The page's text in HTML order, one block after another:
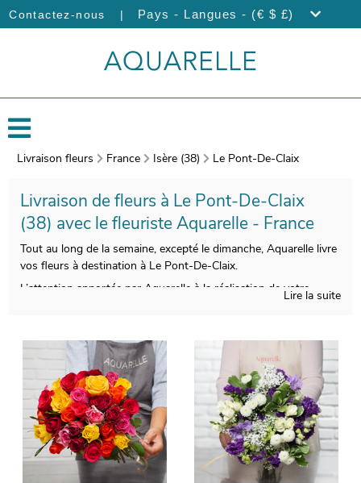
Contactez-nous | Pays - Langues - (€ $ £)
Livraison fleurs France Isère (38) Le Pont-De-Claix
Livraison de fleurs à Le Pont-De-Claix
(38) avec le fleuriste Aquarelle - France
Tout au long de la semaine, excepté le dimanche, Aquarelle livre
vos fleurs à destination à Le Pont-De-Claix.
L’attention apportée par Aquarelle à la réalisation de votre
fleurs, et une photo de votre commande sera prise, une fois le
bouquet placé dans son vase de transport. Nous vous
enverrons ensuite cette image via votre boîte mail de manière à
ce que vous puissiez vous assurer que le bouquet de fleurs qui
a été réalisé par nos soins correspond à celui que vous avez
choisi. Enfin, il sera envoyé en express à Le Pont-De-Claix.
Vous désirez joindre à votre bouquet une touche qui vous
ressemble ? Sans frais supplémentaire, votre commande pourra
être complétée par un message personnalisé.
Lire la suite